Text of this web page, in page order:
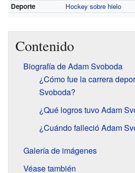
Deporte Hockey sobre hielo
Contenido
Biografía de Adam Svoboda
¿Cómo fue la carrera
Svoboda?
¿Qué logros tuvo Adam
¿Cuándo falleció Adam
Galería de imágenes
Véase también